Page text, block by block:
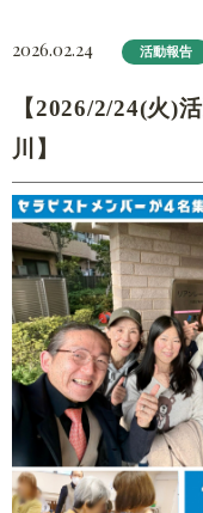
2026.02.24 活動報告
【2026/2/24(火)
川】